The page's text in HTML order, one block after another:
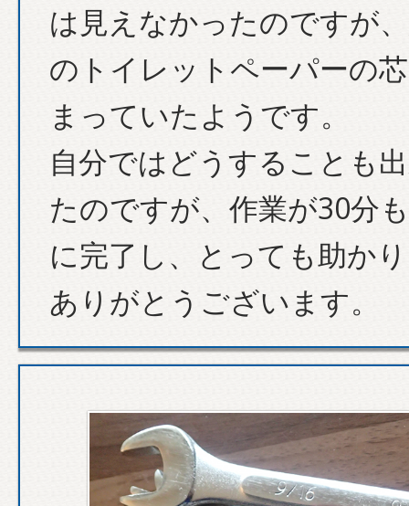
は見えなかったのですが
のトイレットペーパーの
まっていたようです。
自分ではどうすることも
たのですが、作業が30分
に完了し、とっても助か
ありがとうございます。